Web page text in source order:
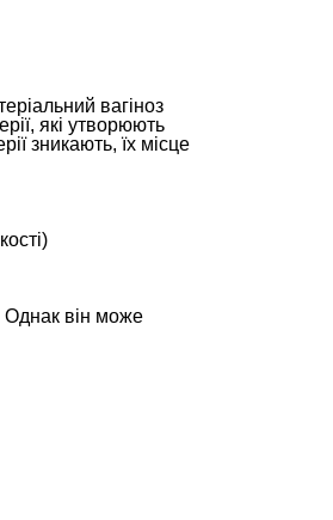
вагіноз
які утворюють
зникають, їх місце
Однак він може